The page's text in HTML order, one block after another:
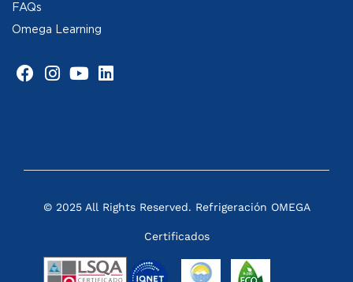
FAQs
Omega Learning
© 2025 All Rights Reserved. Refrigeración OMEGA
Certificados